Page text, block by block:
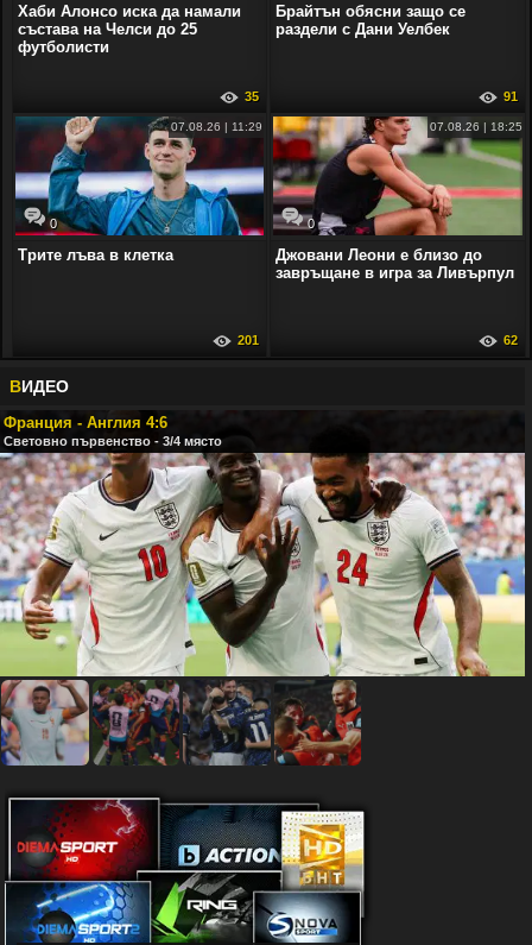
Хаби Алонсо иска да намали
състава на Челси до 25
футболисти
35
Брайтън обясни защо се
раздели с Дани Уелбек
91
0
07.08.26 | 11:29
Трите лъва в клетка
201
0
07.08.26 | 18:25
Джовани Леони е близо до
завръщане в игра за Ливърпул
62
ВИДЕО
Франция - Англия 4:6
Световно първенство - 3/4 място